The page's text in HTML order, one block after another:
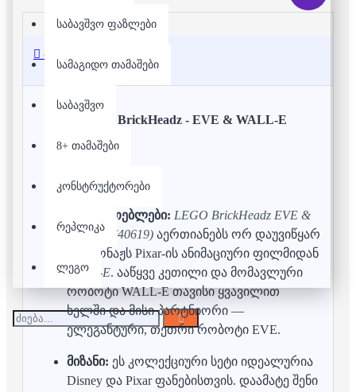
საბავშვო ფაზლები
სამაგიდო თამაშები
საბავშვო
8+ თამაშები
კონსტრუქტორები
რეპლიკა
ლეგო
აღწერა
ლეგო - BrickHeadz - EVE & WALL-E
ასაკი:10+
ნაჭრები:155
მახასიათებლები: LEGO BrickHeadz EVE &
WALL-E (40619) აერთიანებს ორ დაუვიწყარ
პერსონაჟს Pixar-ის ანიმაციური ფილმიდან
WALL-E. ააწყვე კეთილი და მომავლური
რობოტი WALL-E თავისი ყვავილით
ხელში და მისი პარტნიორი —
ელეგანტური, თეთრი რობოტი EVE.
მიზანი: ეს კოლექციური სეტი იდეალურია
Disney და Pixar ფანებისთვის. დაამატე შენი